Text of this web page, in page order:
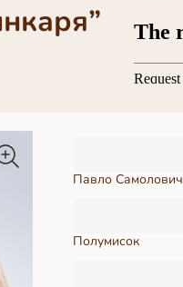
Павло Самолович
Полумисок